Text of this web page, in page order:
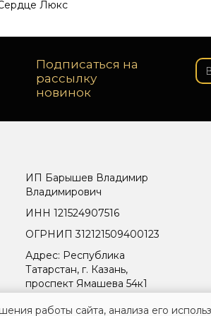
Люкс
Подписаться на
рассылку
новинок
ИП Барышев Владимир
Владимирович
ИНН 121524907516
ОГРНИП 312121509400123
Адрес: Республика
Татарстан, г. Казань,
проспект Ямашева 54к1
работы сайта, анализа его